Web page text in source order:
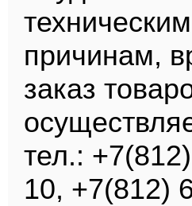
техническим
причинам,
заказ
тел.:
10, +7(812)